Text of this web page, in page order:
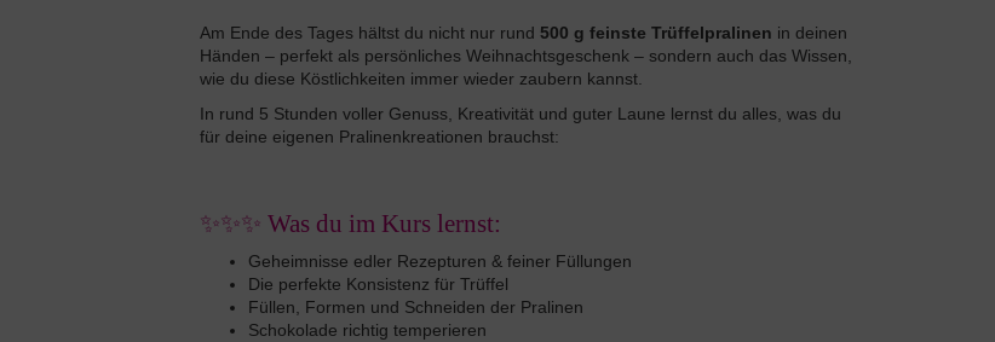
Am Ende des Tages hältst du nicht nur rund 500 g feinste Trüffelpralinen in deinen
Händen – perfekt als persönliches Weihnachtsgeschenk – sondern auch das Wissen,
wie du diese Köstlichkeiten immer wieder zaubern kannst.
In rund 5 Stunden voller Genuss, Kreativität und guter Laune lernst du alles, was du
für deine eigenen Pralinenkreationen brauchst:
✨✨✨ Was du im Kurs lernst:
Geheimnisse edler Rezepturen & feiner Füllungen
Die perfekte Konsistenz für Trüffel
Füllen, Formen und Schneiden der Pralinen
Schokolade richtig temperieren